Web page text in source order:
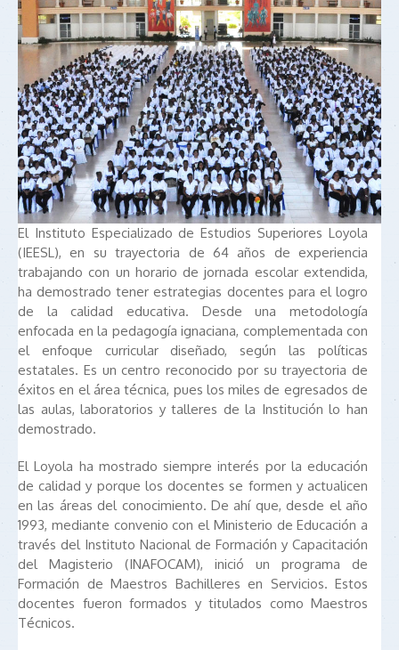
El Instituto Especializado de Estudios Superiores Loyola
(IEESL), en su trayectoria de 64 años de experiencia
trabajando con un horario de jornada escolar extendida,
ha demostrado tener estrategias docentes para el logro
de la calidad educativa. Desde una metodología
enfocada en la pedagogía ignaciana, complementada con
el enfoque curricular diseñado, según las políticas
estatales. Es un centro reconocido por su trayectoria de
éxitos en el área técnica, pues los miles de egresados de
las aulas, laboratorios y talleres de la Institución lo han
demostrado.
El Loyola ha mostrado siempre interés por la educación
de calidad y porque los docentes se formen y actualicen
en las áreas del conocimiento. De ahí que, desde el año
1993, mediante convenio con el Ministerio de Educación a
través del Instituto Nacional de Formación y Capacitación
del Magisterio (INAFOCAM), inició un programa de
Formación de Maestros Bachilleres en Servicios. Estos
docentes fueron formados y titulados como Maestros
Técnicos.